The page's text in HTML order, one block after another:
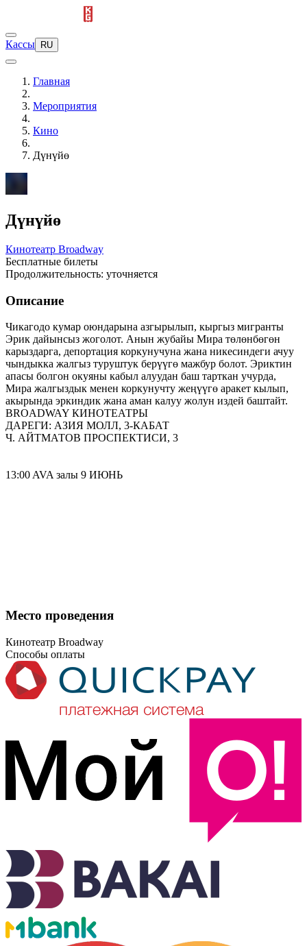
Кассы RU
Главная
Мероприятия
Кино
Дүнүйө
Дүнүйө
Кинотеатр Broadway
Бесплатные билеты
Продолжительность: уточняется
Описание
Чикагодо кумар оюндарына азгырылып, кыргыз мигранты
Эрик дайынсыз жоголот. Анын жубайы Мира төлөнбөгөн
карыздарга, депортация коркунучуна жана никесиндеги ачуу
чындыкка жалгыз туруштук берүүгө мажбур болот. Эриктин
апасы болгон окуяны кабыл алуудан баш тарткан учурда,
Мира жалгыздык менен коркунучту жеңүүгө аракет кылып,
акырында эркиндик жана аман калуу жолун издей баштайт.
BROADWAY КИНОТЕАТРЫ
ДАРЕГИ: АЗИЯ МОЛЛ, 3-КАБАТ
Ч. АЙТМАТОВ ПРОСПЕКТИСИ, 3
13:00 AVA залы 9 ИЮНЬ
Место проведения
Кинотеатр Broadway
Способы оплаты